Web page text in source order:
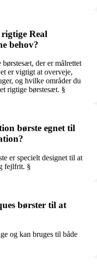
Real
behov?
der er målrettet
er vigtigt at overveje,
og hvilke områder du
rigtige børstesæt. §
børste egnet til
er specielt designet til at
fejlfrit. §
børster til at
og kan bruges til både